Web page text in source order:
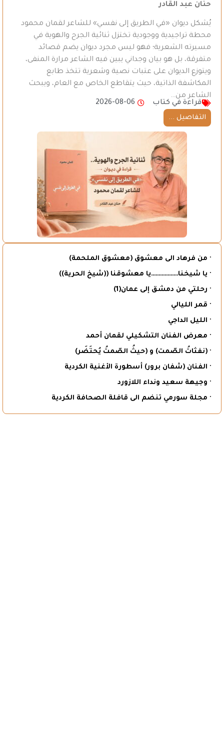
حنان عبد القادر
يُشكل ديوان «في الطريق إلى نفسي» للشاعر لقمان محمود
محطة تراجيدية ووجودية تختزل ثنائية الجرح والهوية في
مسيرته الشعرية؛ فهو ليس مجرد ديوان يضم قصائد
متفرقة، بل هو بيان وجداني يبين فيه الشاعر مرارة المنفى،
ويتوزع الديوان على عتبات نصية وشعرية تتخذ طابع
المكاشفة الذاتية، حيث يتقاطع الخاص مع العام، ويبحث
الشاعر من…
قراءة في كتاب
2026-08-06
التفاصيل ...
· من فرهاد الى معشوق (معشوق الملحمة)
· يا شيخنا………………يا معشوقنا ((شيخ الحرية))
· رحلتي من دمشق إلى عمان(1)
· قمر الليالي
· الليل الداجي
· معرض الفنان التشكيلي لقمان أحمد
· (نفثاتُ الصّمت) و (حيثُ الصّمتُ يُحتَضَر)
· الفنان (شفان برور) أسطورة الأغنية الكردية
· وجيهة سعيد ونداء اللازورد
· مجلة سورمي تنضم الى قافلة الصحافة الكردية